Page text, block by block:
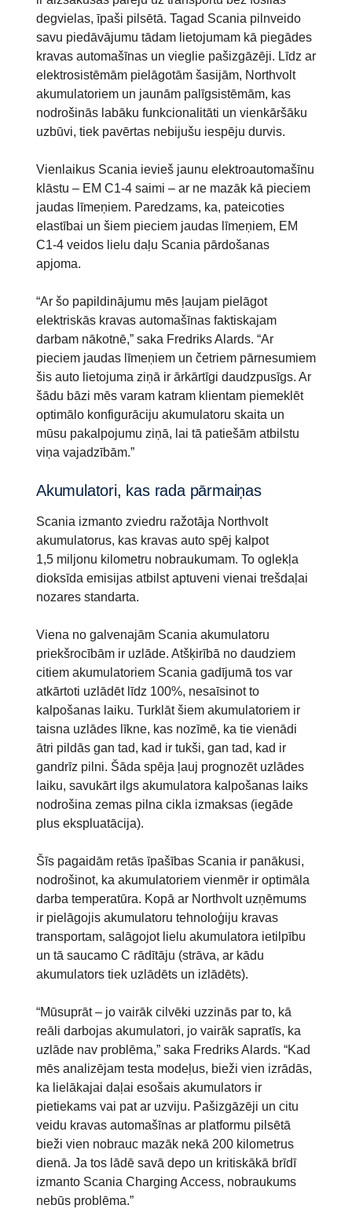
degvielas, īpaši pilsētā. Tagad Scania pilnveido
savu piedāvājumu tādam lietojumam kā piegādes
kravas automašīnas un vieglie pašizgāzēji. Līdz ar
elektrosistēmām pielāgotām šasijām, Northvolt
akumulatoriem un jaunām palīgsistēmām, kas
nodrošinās labāku funkcionalitāti un vienkāršāku
uzbūvi, tiek pavērtas nebijušu iespēju durvis.
Vienlaikus Scania ievieš jaunu elektroautomašīnu
klāstu – EM C1-4 saimi – ar ne mazāk kā pieciem
jaudas līmeņiem. Paredzams, ka, pateicoties
elastībai un šiem pieciem jaudas līmeņiem, EM
C1-4 veidos lielu daļu Scania pārdošanas
apjoma.
“Ar šo papildinājumu mēs ļaujam pielāgot
elektriskās kravas automašīnas faktiskajam
darbam nākotnē,” saka Fredriks Alards. “Ar
pieciem jaudas līmeņiem un četriem pārnesumiem
šis auto lietojuma ziņā ir ārkārtīgi daudzpusīgs. Ar
šādu bāzi mēs varam katram klientam piemeklēt
optimālo konfigurāciju akumulatoru skaita un
mūsu pakalpojumu ziņā, lai tā patiešām atbilstu
viņa vajadzībām.”
Akumulatori, kas rada pārmaiņas
Scania izmanto zviedru ražotāja Northvolt
akumulatorus, kas kravas auto spēj kalpot
1,5 miljonu kilometru nobraukumam. To oglekļa
dioksīda emisijas atbilst aptuveni vienai trešdaļai
nozares standarta.
Viena no galvenajām Scania akumulatoru
priekšrocībām ir uzlāde. Atšķirībā no daudziem
citiem akumulatoriem Scania gadījumā tos var
atkārtoti uzlādēt līdz 100%, nesaīsinot to
kalpošanas laiku. Turklāt šiem akumulatoriem ir
taisna uzlādes līkne, kas nozīmē, ka tie vienādi
ātri pildās gan tad, kad ir tukši, gan tad, kad ir
gandrīz pilni. Šāda spēja ļauj prognozēt uzlādes
laiku, savukārt ilgs akumulatora kalpošanas laiks
nodrošina zemas pilna cikla izmaksas (iegāde
plus ekspluatācija).
Šīs pagaidām retās īpašības Scania ir panākusi,
nodrošinot, ka akumulatoriem vienmēr ir optimāla
darba temperatūra. Kopā ar Northvolt uzņēmums
ir pielāgojis akumulatoru tehnoloģiju kravas
transportam, salāgojot lielu akumulatora ietilpību
un tā saucamo C rādītāju (strāva, ar kādu
akumulators tiek uzlādēts un izlādēts).
“Mūsuprāt – jo vairāk cilvēki uzzinās par to, kā
reāli darbojas akumulatori, jo vairāk sapratīs, ka
uzlāde nav problēma,” saka Fredriks Alards. “Kad
mēs analizējam testa modeļus, bieži vien izrādās,
ka lielākajai daļai esošais akumulators ir
pietiekams vai pat ar uzviju. Pašizgāzēji un citu
veidu kravas automašīnas ar platformu pilsētā
bieži vien nobrauc mazāk nekā 200 kilometrus
dienā. Ja tos lādē savā depo un kritiskākā brīdī
izmanto Scania Charging Access, nobraukums
nebūs problēma.”